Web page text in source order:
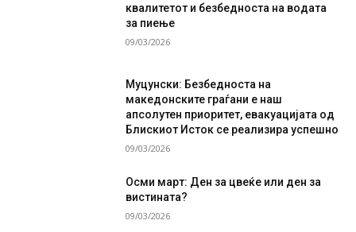
квалитетот и безбедноста на водата
за пиење
09/03/2026
Муцунски: Безбедноста на
македонските граѓани е наш
апсолутен приоритет, евакуацијата од
Блискиот Исток се реализира успешно
09/03/2026
Осми март: Ден за цвеќе или ден за
вистината?
09/03/2026